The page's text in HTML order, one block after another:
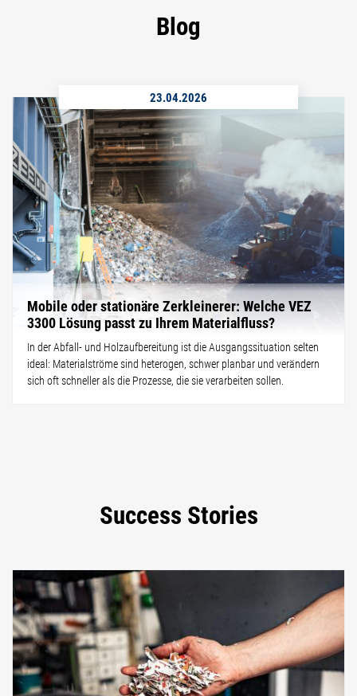
Blog
23.04.2026
Mobile oder stationäre Zerkleinerer: Welche VEZ
3300 Lösung passt zu Ihrem Materialfluss?
In der Abfall- und Holzaufbereitung ist die Ausgangssituation selten
ideal: Materialströme sind heterogen, schwer planbar und verändern
sich oft schneller als die Prozesse, die sie verarbeiten sollen.
Success Stories